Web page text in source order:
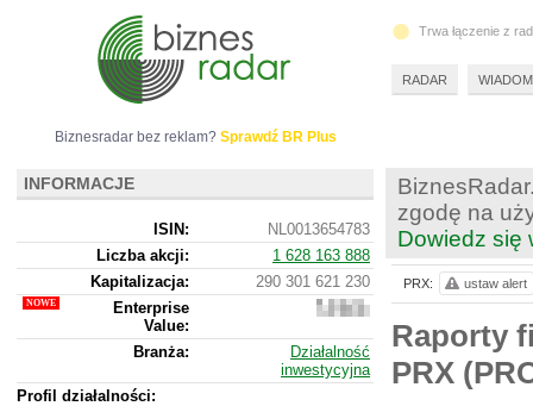
zgodę na
Dowiedz się
Raporty
PRX
PRX: ustaw alert
Biznesradar bez reklam? Sprawdź BR Plus
INFORMACJE
ISIN:
NL0013654783
Liczba akcji:
1 628 163 888
Kapitalizacja:
290 301 621 230
Enterprise
Value:
331
192
430
Branża:
Działalność
inwestycyjna
Profil działalności:
Trwa łączenie z
RADAR